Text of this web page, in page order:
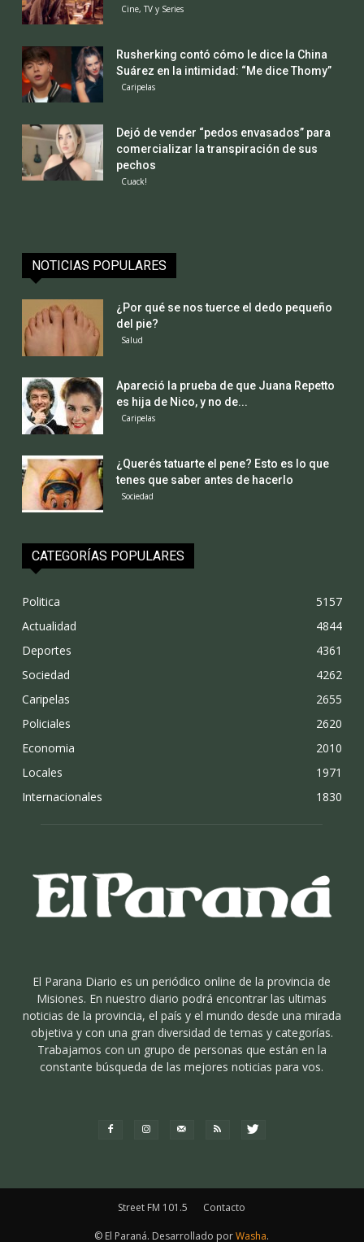
Cine, TV y Series
Rusherking contó cómo le dice la China
Suárez en la intimidad: “Me dice Thomy”
Caripelas
Dejó de vender “pedos envasados” para
comercializar la transpiración de sus
pechos
Cuack!
NOTICIAS POPULARES
¿Por qué se nos tuerce el dedo pequeño
del pie?
Salud
Apareció la prueba de que Juana Repetto
es hija de Nico, y no de...
Caripelas
¿Querés tatuarte el pene? Esto es lo que
tenes que saber antes de hacerlo
Sociedad
CATEGORÍAS POPULARES
Politica
5157
Actualidad
4844
Deportes
4361
Sociedad
4262
Caripelas
2655
Policiales
2620
Economia
2010
Locales
1971
Internacionales
1830
El Parana Diario es un periódico online de la provincia de
Misiones. En nuestro diario podrá encontrar las ultimas
noticias de la provincia, el país y el mundo desde una mirada
objetiva y con una gran diversidad de temas y categorías.
Trabajamos con un grupo de personas que están en la
constante búsqueda de las mejores noticias para vos.
Street FM 101.5 Contacto
© El Paraná. Desarrollado porWasha.